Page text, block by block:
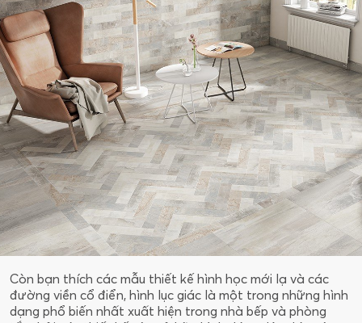
Còn bạn thích các mẫu thiết kế hình học mới lạ và các
đường viền cổ điển, hình lục giác là một trong những hình
dạng phổ biến nhất xuất hiện trong nhà bếp và phòng